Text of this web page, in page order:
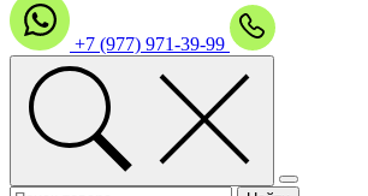
+7 (977) 971-39-99